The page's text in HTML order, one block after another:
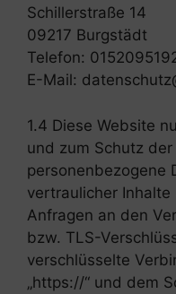
Schillerstraße 14
09217 Burgstädt
Telefon:
E-Mail:
1.4 Diese Website
und zum Schutz
personenbezogene
vertraulicher
Anfragen an den
bzw. TLS-
verschlüsselte
„https://“ und dem